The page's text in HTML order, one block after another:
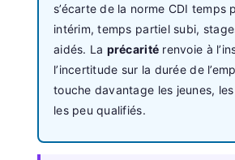
s’écarte de la norme CDI temps
intérim, temps partiel subi,
aidés. La précarité renvoie à
l’incertitude sur la durée de
touche davantage les jeunes,
les peu qualifiés.